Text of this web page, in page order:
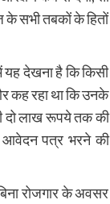
के सभी तबकों के हितों
यह देखना है कि किसी
कह रहा था कि उनके
दो लाख रूपये तक की
पत्र भरने की
रोजगार के अवसर